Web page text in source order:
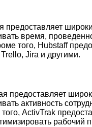
предоставляет
время,
того, Hubstaff
Jira и другими.
предоставляет
активность
ActivTrak
рабочий